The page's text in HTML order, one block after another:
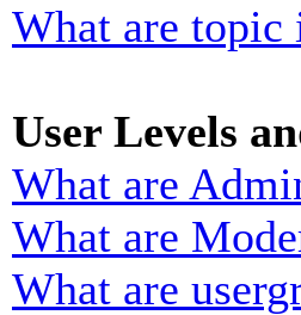
What are topic
User Levels
What are
What are
What are